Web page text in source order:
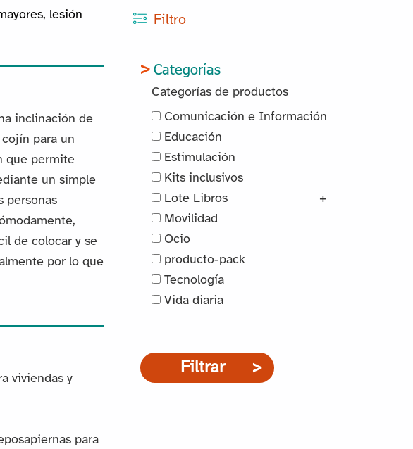
lesión
inclinación de
para un
que permite
un simple
personas
de colocar y se
por lo que
viviendas y
para
Filtro
Categorías
Categorías de productos
Comunicación e Información
Educación
Estimulación
Kits inclusivos
Lote Libros
+
Movilidad
Ocio
producto-pack
Tecnología
Vida diaria
Filtrar